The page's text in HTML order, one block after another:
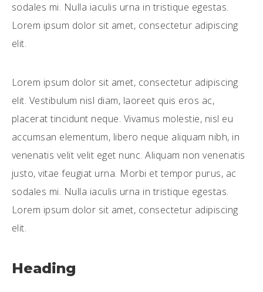
sodales mi. Nulla iaculis urna in tristique egestas.
Lorem ipsum dolor sit amet, consectetur adipiscing
elit.
Lorem ipsum dolor sit amet, consectetur adipiscing
elit. Vestibulum nisl diam, laoreet quis eros ac,
placerat tincidunt neque. Vivamus molestie, nisl eu
accumsan elementum, libero neque aliquam nibh, in
venenatis velit velit eget nunc. Aliquam non venenatis
justo, vitae feugiat urna. Morbi et tempor purus, ac
sodales mi. Nulla iaculis urna in tristique egestas.
Lorem ipsum dolor sit amet, consectetur adipiscing
elit.
Heading